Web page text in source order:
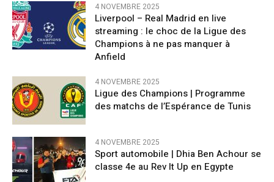
4 NOVEMBRE 2025
Liverpool – Real Madrid en live
streaming : le choc de la Ligue des
Champions à ne pas manquer à
Anfield
4 NOVEMBRE 2025
Ligue des Champions | Programme
des matchs de l’Espérance de Tunis
4 NOVEMBRE 2025
Sport automobile | Dhia Ben Achour se
classe 4e au Rev It Up en Egypte